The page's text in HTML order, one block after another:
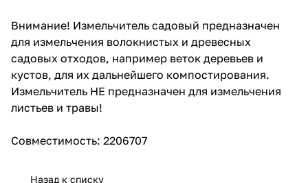
Внимание! Измельчитель садовый предназначен
для измельчения волокнистых и древесных
садовых отходов, например веток деревьев и
кустов, для их дальнейшего компостирования.
Измельчитель НЕ предназначен для измельчения
листьев и травы!
Совместимость: 2206707
Назад к списку